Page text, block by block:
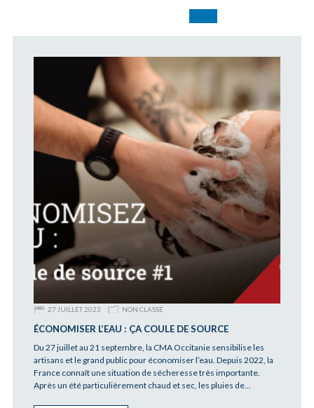
27 JUILLET 2023 NON CLASSÉ
ÉCONOMISER L’EAU : ÇA COULE DE SOURCE
Du 27 juillet au 21 septembre, la CMA Occitanie sensibilise les
artisans et le grand public pour économiser l’eau. Depuis 2022, la
France connaît une situation de sécheresse très importante.
Après un été particulièrement chaud et sec, les pluies de…